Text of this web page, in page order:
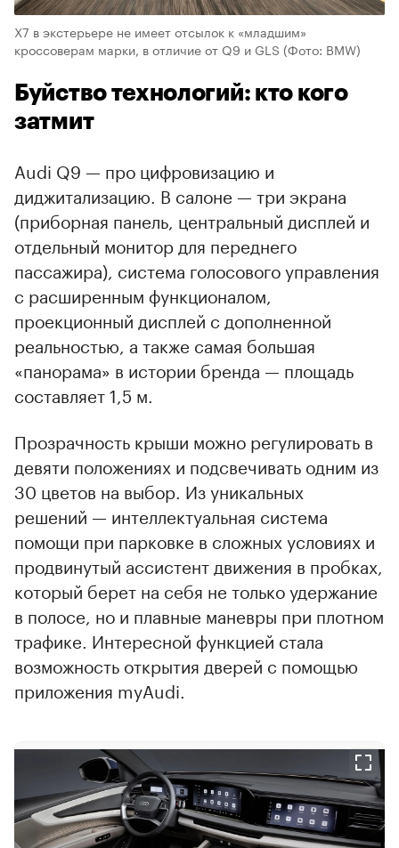
X7 в экстерьере не имеет отсылок к «младшим»
кроссоверам марки, в отличие от Q9 и GLS (Фото: BMW)
Буйство технологий: кто кого
затмит
Audi Q9 — про цифровизацию и
диджитализацию. В салоне — три экрана
(приборная панель, центральный дисплей и
отдельный монитор для переднего
пассажира), система голосового управления
с расширенным функционалом,
проекционный дисплей с дополненной
реальностью, а также самая большая
«панорама» в истории бренда — площадь
составляет 1,5 м.
Прозрачность крыши можно регулировать в
девяти положениях и подсвечивать одним из
30 цветов на выбор. Из уникальных
решений — интеллектуальная система
помощи при парковке в сложных условиях и
продвинутый ассистент движения в пробках,
который берет на себя не только удержание
в полосе, но и плавные маневры при плотном
трафике. Интересной функцией стала
возможность открытия дверей с помощью
приложения myAudi.